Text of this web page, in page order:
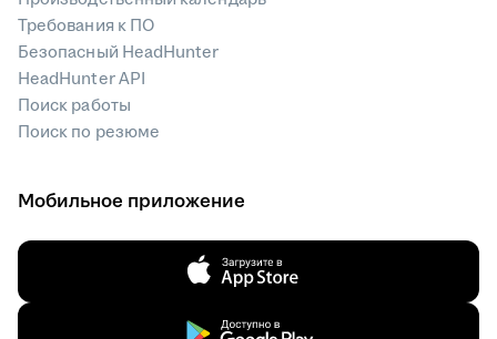
Требования к ПО
Безопасный HeadHunter
HeadHunter API
Поиск работы
Поиск по резюме
Мобильное приложение